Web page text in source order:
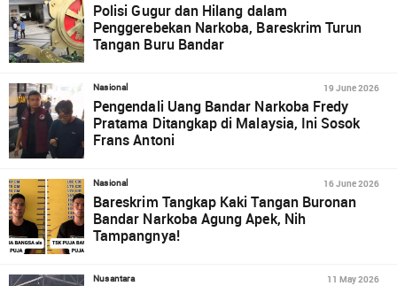
Polisi Gugur dan Hilang dalam
Penggerebekan Narkoba, Bareskrim Turun
Tangan Buru Bandar
Nasional 19 June 2026
Pengendali Uang Bandar Narkoba Fredy
Pratama Ditangkap di Malaysia, Ini Sosok
Frans Antoni
Nasional 16 June 2026
Bareskrim Tangkap Kaki Tangan Buronan
Bandar Narkoba Agung Apek, Nih
Tampangnya!
Nusantara 11 May 2026